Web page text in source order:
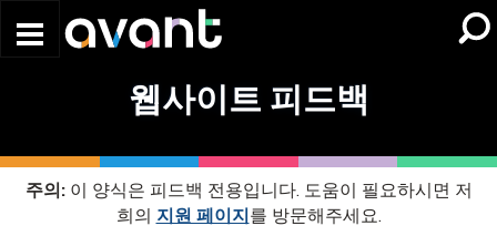
웹사이트 피드백
주의:이 양식은 피드백 전용입니다. 도움이 필요하시면 저
희의 지원 페이지 를 방문해주세요.